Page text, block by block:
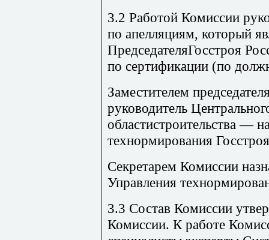
3.2 Работой Комиссии
по апелляциям, который
ПредседателяГосстроя
по сертификации (по
Заместителем
руководитель
областистроительства —
технормирования
Секретарем Комиссии
Управления
3.3 Состав Комиссии
Комиссии. К работе